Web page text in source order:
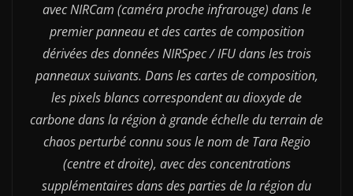
avec NIRCam (caméra proche infrarouge) dans le
premier panneau et des cartes de composition
dérivées des données NIRSpec / IFU dans les trois
panneaux suivants. Dans les cartes de composition,
les pixels blancs correspondent au dioxyde de
carbone dans la région à grande échelle du terrain de
chaos perturbé connu sous le nom de Tara Regio
(centre et droite), avec des concentrations
supplémentaires dans des parties de la région du